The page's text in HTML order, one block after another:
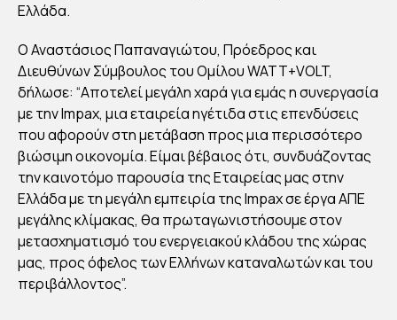
ΛΤΑ
ΪΚΩ
Ν
ΠΑ
ΡΚ
ΩΝ
ΣΤ
ΗΝ
Ελλάδα.
Ο Αναστάσιος Παπαναγιώτου, Πρόεδρος και
Διευθύνων Σύμβουλος του Ομίλου WATT+VOLT,
δήλωσε: “Αποτελεί μεγάλη χαρά για εμάς η συνεργασία
με την Impax, μια εταιρεία ηγέτιδα στις επενδύσεις
που αφορούν στη μετάβαση προς μια περισσότερο
βιώσιμη οικονομία. Είμαι βέβαιος ότι, συνδυάζοντας
την καινοτόμο παρουσία της Εταιρείας μας στην
Ελλάδα με τη μεγάλη εμπειρία της Impax σε έργα ΑΠΕ
μεγάλης κλίμακας, θα πρωταγωνιστήσουμε στον
μετασχηματισμό του ενεργειακού κλάδου της χώρας
μας, προς όφελος των Ελλήνων καταναλωτών και του
περιβάλλοντος”.